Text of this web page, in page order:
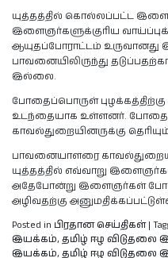
யுத்தத்தில் கொல்லப்பட்ட
இளைஞர்களுக்குரிய
ஆயுதப்போராட்டம்
பாவனையிலிருந்து
இல்லை.
போதைப்பொருள்
உடந்தையாக உள்ளனர்.
காவல்துறையினருக்கு
பாவனையாளரை
யுத்தத்தில் எவ்வாறு
அதேபோன்று இளைஞர்கள்
அழிவதற்கு
Posted in பிரதான செய்திகள்|
இயக்கம், தமிழ் ஈழ விடுதலை
இயக்கம், தமிழ் ஈழ விடுதலை